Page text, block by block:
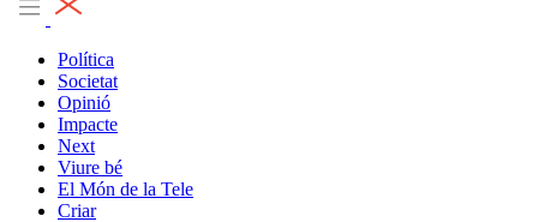
Política
Societat
Opinió
Impacte
Next
Viure bé
El Món de la Tele
Criar